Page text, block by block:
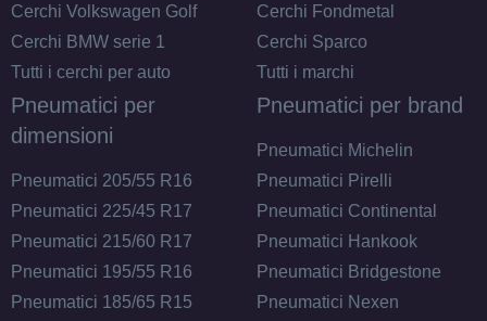
Cerchi Volkswagen Golf
Cerchi BMW serie 1
Tutti i cerchi per auto
Cerchi Fondmetal
Cerchi Sparco
Tutti i marchi
Pneumatici per
dimensioni
Pneumatici 205/55 R16
Pneumatici 225/45 R17
Pneumatici 215/60 R17
Pneumatici 195/55 R16
Pneumatici 185/65 R15
Pneumatici per brand
Pneumatici Michelin
Pneumatici Pirelli
Pneumatici Continental
Pneumatici Hankook
Pneumatici Bridgestone
Pneumatici Nexen